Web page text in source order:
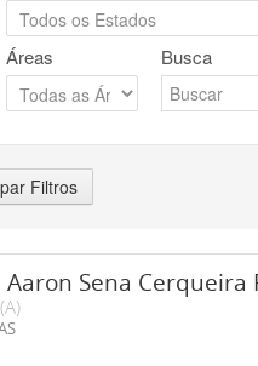
Áreas Busca
Filtros
Aaron Sena Cerqueira